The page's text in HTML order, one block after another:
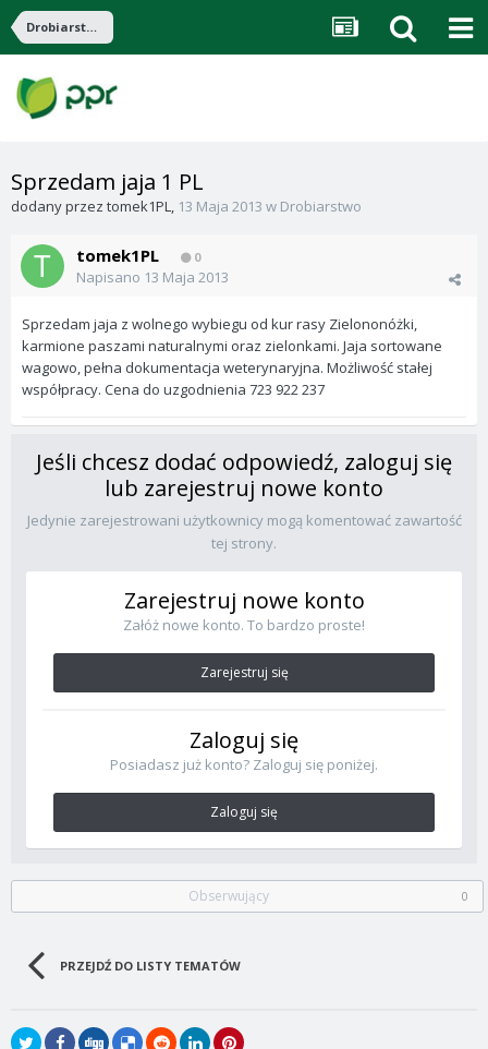
Drobiarstwo
Sprzedam jaja 1 PL
dodany przez tomek1PL, 13 Maja 2013 w Drobiarstwo
tomek1PL 0
Napisano 13 Maja 2013
Sprzedam jaja z wolnego wybiegu od kur rasy Zielononóżki,
karmione paszami naturalnymi oraz zielonkami. Jaja sortowane
wagowo, pełna dokumentacja weterynaryjna. Możliwość stałej
współpracy. Cena do uzgodnienia 723 922 237
Jeśli chcesz dodać odpowiedź, zaloguj się
lub zarejestruj nowe konto
Jedynie zarejestrowani użytkownicy mogą komentować zawartość
tej strony.
Zarejestruj nowe konto
Załóż nowe konto. To bardzo proste!
Zarejestruj się
Zaloguj się
Posiadasz już konto? Zaloguj się poniżej.
Zaloguj się
Obserwujący 0
PRZEJDŹ DO LISTY TEMATÓW